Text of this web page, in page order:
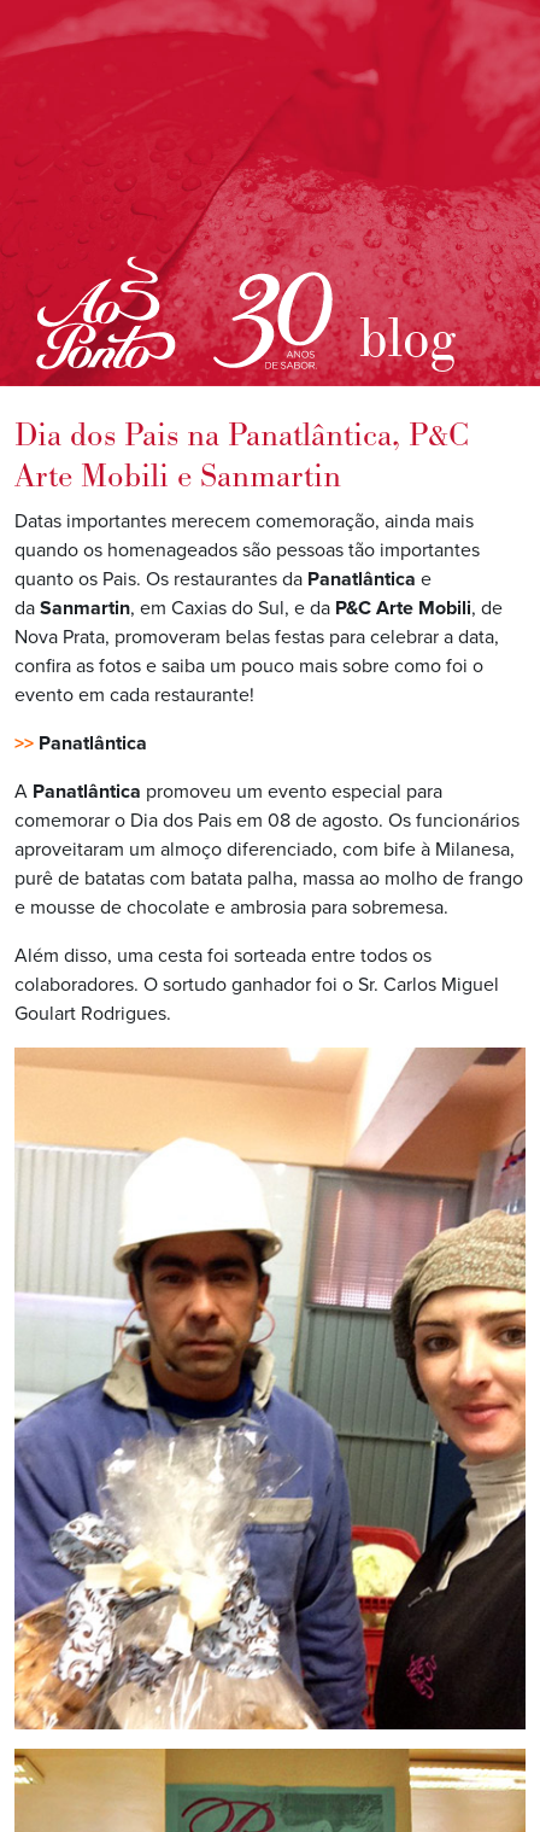
blog
Dia dos Pais na Panatlântica, P&C
Arte Mobili e Sanmartin
Datas importantes merecem comemoração, ainda mais
quando os homenageados são pessoas tão importantes
quanto os Pais. Os restaurantes da Panatlântica e
da Sanmartin, em Caxias do Sul, e da P&C Arte Mobili, de
Nova Prata, promoveram belas festas para celebrar a data,
confira as fotos e saiba um pouco mais sobre como foi o
evento em cada restaurante!
>> Panatlântica
A Panatlântica promoveu um evento especial para
comemorar o Dia dos Pais em 08 de agosto. Os funcionários
aproveitaram um almoço diferenciado, com bife à Milanesa,
purê de batatas com batata palha, massa ao molho de frango
e mousse de chocolate e ambrosia para sobremesa.
Além disso, uma cesta foi sorteada entre todos os
colaboradores. O sortudo ganhador foi o Sr. Carlos Miguel
Goulart Rodrigues.